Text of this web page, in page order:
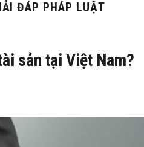
ĐÁP PHÁP LUẬT
sản tại Việt Nam?